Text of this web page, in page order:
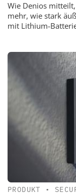
Wie Denios
mehr, wie stark
mit Lithium-
PRODUKT •